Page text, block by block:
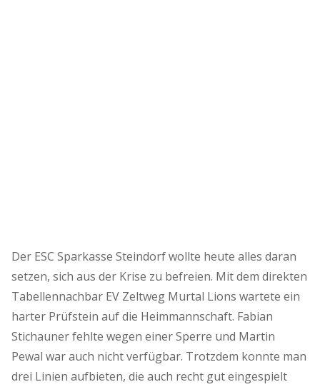
Der ESC Sparkasse Steindorf wollte heute alles daran
setzen, sich aus der Krise zu befreien. Mit dem direkten
Tabellennachbar EV Zeltweg Murtal Lions wartete ein
harter Prüfstein auf die Heimmannschaft. Fabian
Stichauner fehlte wegen einer Sperre und Martin
Pewal war auch nicht verfügbar. Trotzdem konnte man
drei Linien aufbieten, die auch recht gut eingespielt